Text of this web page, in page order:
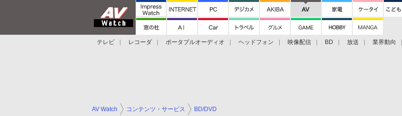
テレビ レコーダ ポータブルオーディオ ヘッドフォン 映像配信 BD 放送 業界動向
AV Watch コンテンツ・サービス BD/DVD